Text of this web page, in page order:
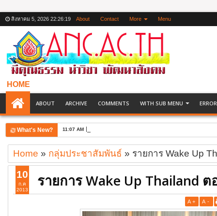
สิงหาคม 5, 2026 22:26:19 About Contact More Menu
HOME
ABOUT ARCHIVE COMMENTS WITH SUB MENU
What's New? 11:07 AM
Home » กลุ่มประชาสัมพันธ์ » รายการ Wake Up
รายการ Wake Up Thailand ต
A + A -
10
ก.ค
2013